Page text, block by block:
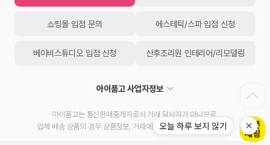
쇼핑몰 입점 문의 에스테틱/스파 입점 신청
베이비스튜디오 입점 신청 산후조리원 인테리어/리모델링
아이품고 사업자정보
아이품고는 통신판매중개자로서 거래 당사자가 아니므로,
업체 배송 상품의 경우 상품정보, 거래에 대한 책임을 지지 않습니다.
오늘 하루 보지 않기